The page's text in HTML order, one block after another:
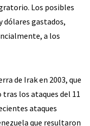
Los posibles
dólares gastados,
a los
de Irak en 2003, que
los ataques del 11
ataques
que resultaron